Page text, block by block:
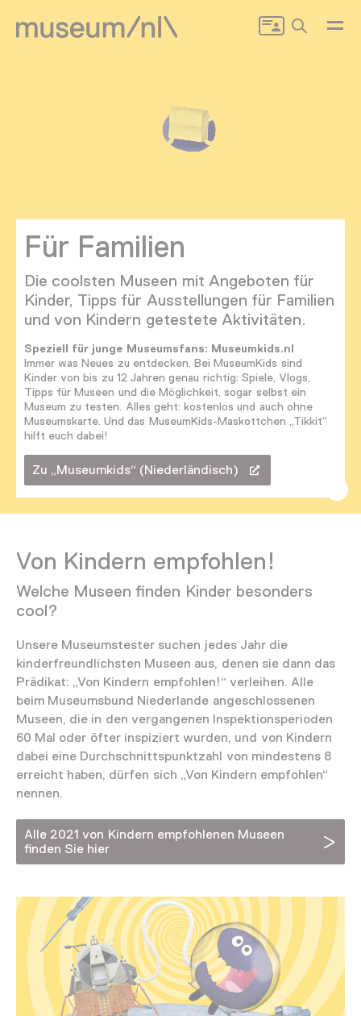
Zoeken
Für Familien
Die coolsten Museen mit Angeboten für
Kinder, Tipps für Ausstellungen für Familien
und von Kindern getestete Aktivitäten.
Speziell für junge Museumsfans: Museumkids.nl
Immer was Neues zu entdecken. Bei MuseumKids sind
Kinder von bis zu 12 Jahren genau richtig: Spiele, Vlogs,
Tipps für Museen und die Möglichkeit, sogar selbst ein
Museum zu testen. Alles geht: kostenlos und auch ohne
Museumskarte. Und das MuseumKids-Maskottchen „Tikkit“
hilft euch dabei!
Zu „Museumkids“ (Niederländisch)
Von Kindern empfohlen!
Welche Museen finden Kinder besonders
cool?
Unsere Museumstester suchen jedes Jahr die
kinderfreundlichsten Museen aus, denen sie dann das
Prädikat: „Von Kindern empfohlen!“ verleihen. Alle
beim Museumsbund Niederlande angeschlossenen
Museen, die in den vergangenen Inspektionsperioden
60 Mal oder öfter inspiziert wurden, und von Kindern
dabei eine Durchschnittspunktzahl von mindestens 8
erreicht haben, dürfen sich „Von Kindern empfohlen“
nennen.
Alle 2021 von Kindern empfohlenen Museen
finden Sie hier